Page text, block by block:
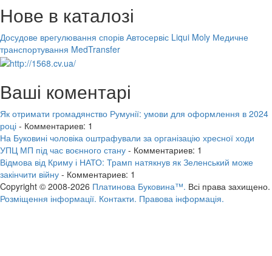
Нове в каталозі
Досудове врегулювання спорів Автосервіс Liqui Moly Медичне
транспортування MedTransfer
Ваші коментарі
Як отримати громадянство Румунії: умови для оформлення в 2024
році - Комментариев: 1
На Буковині чоловіка оштрафували за організацію хресної ходи
УПЦ МП під час воєнного стану - Комментариев: 1
Відмова від Криму і НАТО: Трамп натякнув як Зеленський може
закінчити війну - Комментариев: 1
Copyright © 2008-2026 Платинова Буковина™. Всі права захищено.
Розміщення інформації. Контакти. Правова інформація.